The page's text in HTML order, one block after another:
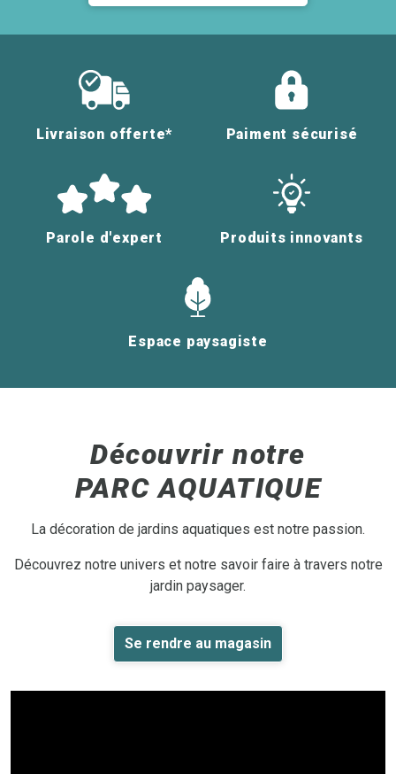
Livraison offerte* Paiment sécurisé
Parole d'expert Produits innovants
Espace paysagiste
Découvrir notre
PARC AQUATIQUE
La décoration de jardins aquatiques est notre passion.
Découvrez notre univers et notre savoir faire à travers notre
jardin paysager.
Se rendre au magasin